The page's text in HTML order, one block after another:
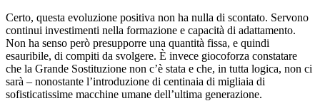
Certo, questa evoluzione positiva non ha nulla di scontato. Servono
continui investimenti nella formazione e capacità di adattamento.
Non ha senso però presupporre una quantità fissa, e quindi
esauribile, di compiti da svolgere. È invece giocoforza constatare
che la Grande Sostituzione non c’è stata e che, in tutta logica, non ci
sarà – nonostante l’introduzione di centinaia di migliaia di
sofisticatissime macchine umane dell’ultima generazione.